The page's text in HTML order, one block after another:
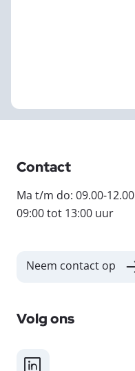
Contact
Ma t/m do: 09.00-
09:00 tot 13:00 uur
Neem contact op
Volg ons
LinkedIn